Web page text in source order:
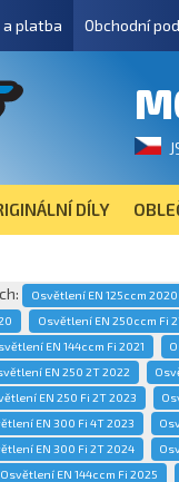
a platba Obchodní
DÍLY
Osvětlení EN 125ccm 2020
Osvětlení EN 250ccm Fi
EN 144ccm Fi 2021
EN 250 2T 2022
EN 250 Fi 2T 2023
EN 300 Fi 4T 2023
EN 300 Fi 2T 2024
Osvětlení EN 144ccm Fi 2025